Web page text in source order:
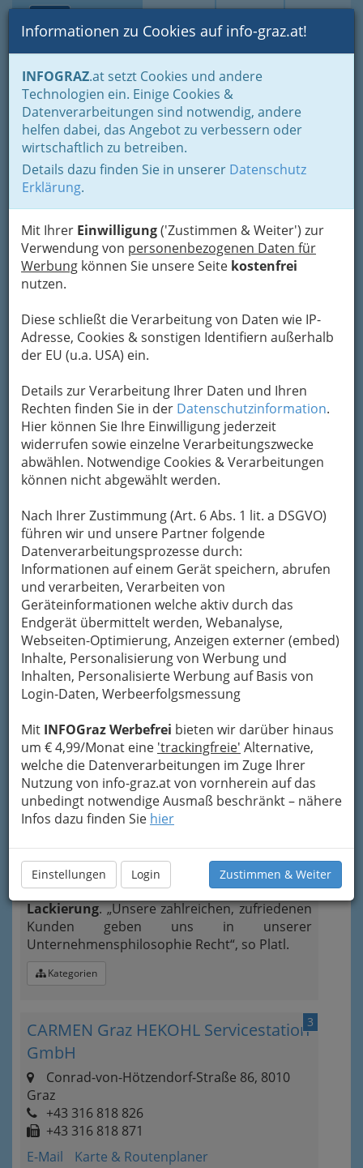
Suche Login Toggle
Informationen zu Cookies auf info-graz.at!
INFOGRAZ.at setzt Cookies und andere
Technologien ein. Einige Cookies &
Datenverarbeitungen sind notwendig, andere
helfen dabei, das Angebot zu verbessern oder
wirtschaftlich zu betreiben.
Details dazu finden Sie in unserer Datenschutz
Erklärung.
Mit Ihrer Einwilligung('Zustimmen & Weiter') zur
Verwendung von personenbezogenen Daten für
Werbung können Sie unsere Seite kostenfrei
nutzen.
Diese schließt die Verarbeitung von Daten wie IP-
Adresse, Cookies & sonstigen Identifiern außerhalb
der EU (u.a. USA) ein.
Details zur Verarbeitung Ihrer Daten und Ihren
Rechten finden Sie in der Datenschutzinformation.
Hier können Sie Ihre Einwilligung jederzeit
widerrufen sowie einzelne Verarbeitungszwecke
abwählen. Notwendige Cookies & Verarbeitungen
können nicht abgewählt werden.
Nach Ihrer Zustimmung (Art. 6 Abs. 1 lit. a DSGVO)
führen wir und unsere Partner folgende
Datenverarbeitungsprozesse durch:
Informationen auf einem Gerät speichern, abrufen
und verarbeiten, Verarbeiten von
Geräteinformationen welche aktiv durch das
Endgerät übermittelt werden, Webanalyse,
Webseiten-Optimierung, Anzeigen externer (embed)
Inhalte, Personalisierung von Werbung und
Inhalten, Personalisierte Werbung auf Basis von
Login-Daten, Werbeerfolgsmessung
Mit INFOGraz Werbefrei bieten wir darüber hinaus
um € 4,99/Monat eine 'trackingfreie' Alternative,
welche die Datenverarbeitungen im Zuge Ihrer
Nutzung von info-graz.at von vornherein auf das
unbedingt notwendige Ausmaß beschränkt – nähere
Infos dazu finden Sie hier
Einstellungen Login Zustimmen & Weiter
Home Branchen
Gewerbe, Handwerk, Banken
Gewerbe & Handwerk, Gliederung der WKO
Landesinnung der Fahrzeugtechnik / Kraftfahrzeugtechniker
Autokosmetiker
Autokosmetiker
Bezirksauswahl
Alle Bezirke
CTC Lackner Stark OG
Ziehrerstraße 68 a, 8041 Graz
+43 316 429 944
+43 316 429 944-44
Die "CTC" hat sich als "freie Werkstätte für
ALLE Automarken" seit 2001 in allen
Bereichen derKFZ-Mechanik,Elektrik,
Karosseriebausowie Lackierungeinen guten
Namen gemacht. UnsereKompetenz
Mitarbeiter undfaire Preisewerden durch
das Vertrauen vieler Kunden bestätigt.
Kategorien
IHR AUTOPUTZMEISTER Service
GmbH - Albin Platl
Kärntner Straße 355, 8054
Graz
+43 316 283 644
+43 316 252 198
+43 664 430 45 81
Seit 2000 ist das Unternehmen
Franchisenehmer vonDr. Vinyl
aus einer Hand“, heißt es seither: Egal ob
Reinigung, Kleinschadenreparatur oder
Lackierung. „Unsere zahlreichen, zufriedenen
Kunden geben uns in unserer
Unternehmensphilosophie Recht“, so Platl.
Kategorien
3
CARMEN Graz HEKOHL Servicestation
GmbH
Conrad-von-Hötzendorf-Straße 86, 8010
Graz
+43 316 818 826
+43 316 818 871
E-Mail
Karte & Routenplaner